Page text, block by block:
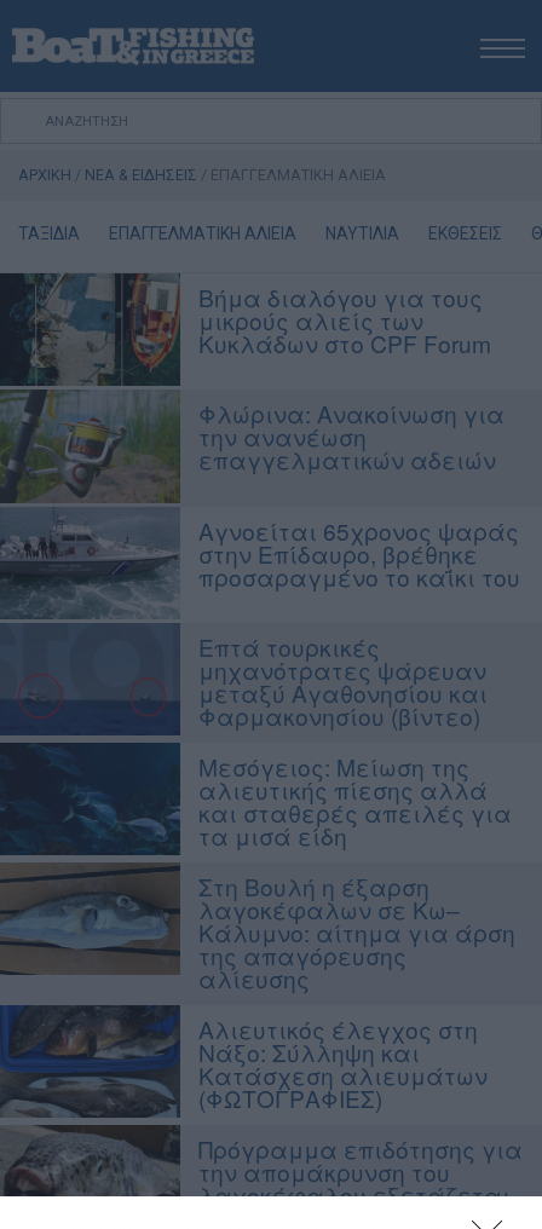
ΑΡΧΙΚΗ
ΕΚΔΟΣΕΙΣ
ΨΑΡΕΜΑ ΑΠΟ ΑΚΤΗ
ΨΑΡΟΤΟΥΦΕΚΟ
ΣΚΑΦΟΣ
VIDEO
ΕΞΟΠΛΙΣΜΟΣ
Πολιτική Αποστολών / Επιστροφών
Τρόποι Πληρωμής
Όροι Χρήσης
ΑΡΧΙΚΗ / ΝΕΑ & ΕΙΔΗΣΕΙΣ / ΕΠΑΓΓΕΛΜΑΤΙΚΗ ΑΛΙΕΙΑ
ΤΑΞΙΔΙΑ ΕΠΑΓΓΕΛΜΑΤΙΚΗ ΑΛΙΕΙΑ ΝΑΥΤΙΛΙΑ ΕΚΘΕΣΕΙΣ
Βήμα διαλόγου για τους
μικρούς αλιείς των
Κυκλάδων στο CPF Forum
Φλώρινα: Ανακοίνωση για
την ανανέωση
επαγγελματικών αδειών
Αγνοείται 65χρονος ψαράς
στην Επίδαυρο, βρέθηκε
προσαραγμένο το καΐκι του
Επτά τουρκικές
μηχανότρατες ψάρευαν
μεταξύ Αγαθονησίου και
Φαρμακονησίου (βίντεο)
Μεσόγειος: Μείωση της
αλιευτικής πίεσης αλλά
και σταθερές απειλές για
τα μισά είδη
Στη Βουλή η έξαρση
λαγοκέφαλων σε Κω–
Κάλυμνο: αίτημα για άρση
της απαγόρευσης
αλίευσης
Αλιευτικός έλεγχος στη
Νάξο: Σύλληψη και
Κατάσχεση αλιευμάτων
(ΦΩΤΟΓΡΑΦΙΕΣ)
Πρόγραμμα επιδότησης για
την απομάκρυνση του
λαγοκέφαλου εξετάζεται